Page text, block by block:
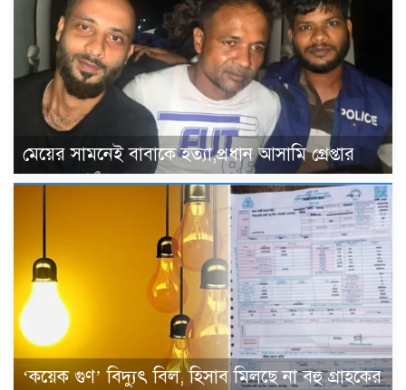
মেয়ের সামনেই বাবাকে হত্যা,প্রধান আসামি গ্রেপ্তার
‘কয়েক গুণ’ বিদ্যুৎ বিল, হিসাব মিলছে না বহু গ্রাহকের